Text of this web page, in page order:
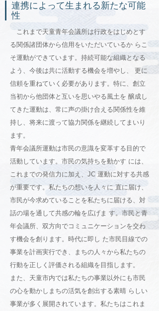
連携によって生まれる新たな可能
性
これまで天童青年会議所は行政をはじめとす
る関係諸団体から信用をいただいているか らこ
そ運動ができています。持続可能な組織となる
よう、今後は共に活動する機会を増やし、 更に
信頼を重ねていく必要があります。特に、創立
当初から他団体と互いを思いやる風土を 醸成し
てきた運動は、常に声の掛け合える関係性を維
持し、将来に渡って協力関係を継続してまいり
ます。
青年会議所運動は市民の意識を変革する目的で
活動しています。市民の気持ちを動かす には、
これまでの発信力に加え、JC 運動に対する共感
が重要です。私たちの想いを人々に 直に届け、
市民が今求めていることを私たちに届ける、対
話の場を通して共感の輪を広げま す。市民と青
年会議所、双方向でコミュニケーションを交わ
す機会を創ります。時代に即し た市民目線での
事業を計画実行でき、まちの人々から私たちの
行動を正しく評価される組織を目指します。
また、天童市内では私たちの事業以外にも市民
の心を動かしまちの活気を創出する素晴 らしい
事業が多く展開されています。私たちはこれま